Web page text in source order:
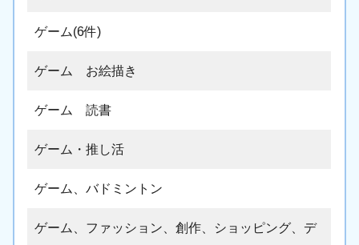
ゲーム(6件)
ゲーム お絵描き
ゲーム 読書
ゲーム・推し活
ゲーム、バドミントン
ゲーム、ファッション、創作、ショッピング、デ